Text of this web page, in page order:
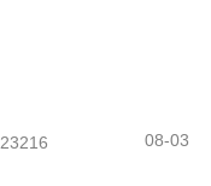
23216 08-03